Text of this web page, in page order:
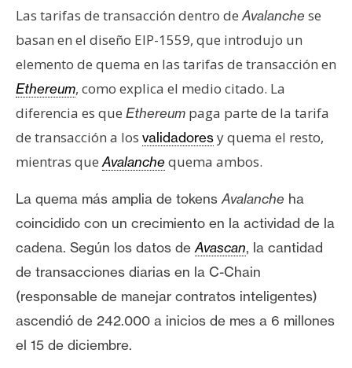
y
P
u
l
i
c
i
a
d
Las tarifas de transacción dentro deAvalanche se
basan en el diseño EIP-1559, que introdujo un
elemento de quema en las tarifas de transacción en
Ethereum, como explica el medio citado. La
diferencia es que Ethereum paga parte de la tarifa
de transacción a los validadoresy quema el resto,
mientras queAvalanche quema ambos.
La quema más amplia de tokensAvalanche ha
coincidido con un crecimiento en la actividad de la
cadena. Según los datos deAvascan, la cantidad
de transacciones diarias en la C-Chain
(responsable de manejar contratos inteligentes)
ascendió de 242.000 a inicios de mes a 6 millones
el 15 de diciembre.